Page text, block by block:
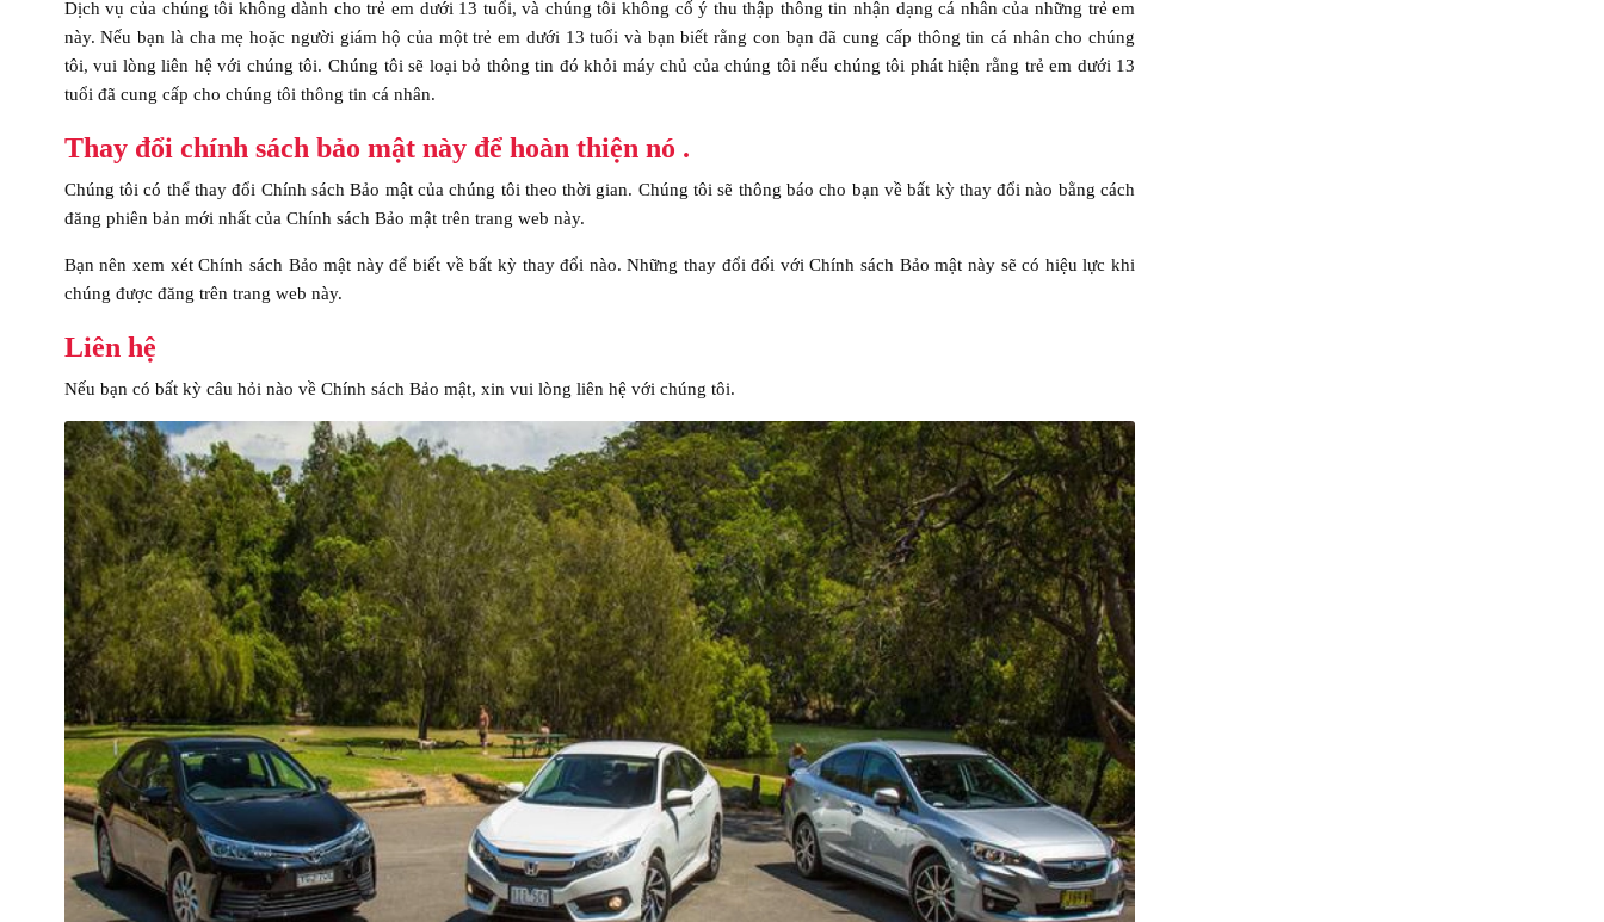
Dịch vụ của chúng tôi không dành cho trẻ em dưới 13 tuổi, và chúng tôi không cố ý thu thập thông tin nhận dạng cá nhân của những trẻ em
này. Nếu bạn là cha mẹ hoặc người giám hộ của một trẻ em dưới 13 tuổi và bạn biết rằng con bạn đã cung cấp thông tin cá nhân cho chúng
tôi, vui lòng liên hệ với chúng tôi. Chúng tôi sẽ loại bỏ thông tin đó khỏi máy chủ của chúng tôi nếu chúng tôi phát hiện rằng trẻ em dưới 13
tuổi đã cung cấp cho chúng tôi thông tin cá nhân.
Thay đổi chính sách bảo mật này để hoàn thiện nó .
Chúng tôi có thể thay đổi Chính sách Bảo mật của chúng tôi theo thời gian. Chúng tôi sẽ thông báo cho bạn về bất kỳ thay đổi nào bằng cách
đăng phiên bản mới nhất của Chính sách Bảo mật trên trang web này.
Bạn nên xem xét Chính sách Bảo mật này để biết về bất kỳ thay đổi nào. Những thay đổi đối với Chính sách Bảo mật này sẽ có hiệu lực khi
chúng được đăng trên trang web này.
Liên hệ
Nếu bạn có bất kỳ câu hỏi nào về Chính sách Bảo mật, xin vui lòng liên hệ với chúng tôi.